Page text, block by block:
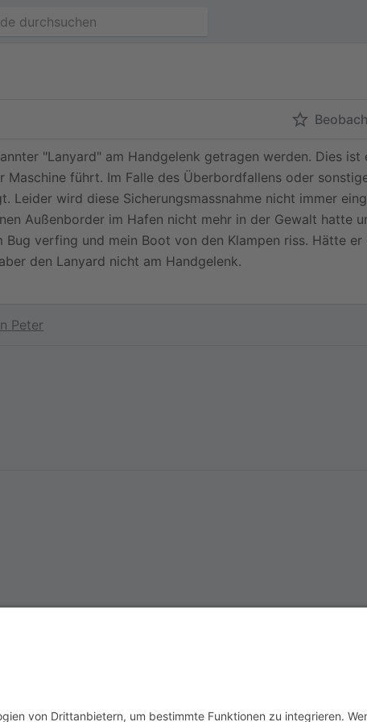
"Lanyard" am Handgelenk getragen werden. Dies ist
Maschine führt. Im Falle des Überbordfallens oder
Leider wird diese Sicherungsmassnahme nicht immer
Außenborder im Hafen nicht mehr in der Gewalt hatte
Bug verfing und mein Boot von den Klampen riss. Hätte
den Lanyard nicht am Handgelenk.
Peter